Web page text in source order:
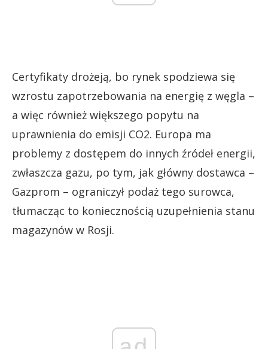
Certyfikaty drożeją, bo rynek spodziewa się
wzrostu zapotrzebowania na energię z węgla –
a więc również większego popytu na
uprawnienia do emisji CO2. Europa ma
problemy z dostępem do innych źródeł energii,
zwłaszcza gazu, po tym, jak główny dostawca –
Gazprom – ograniczył podaż tego surowca,
tłumacząc to koniecznością uzupełnienia stanu
magazynów w Rosji.